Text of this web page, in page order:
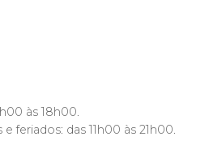
às 18h00.
feriados: das 11h00 às 21h00.